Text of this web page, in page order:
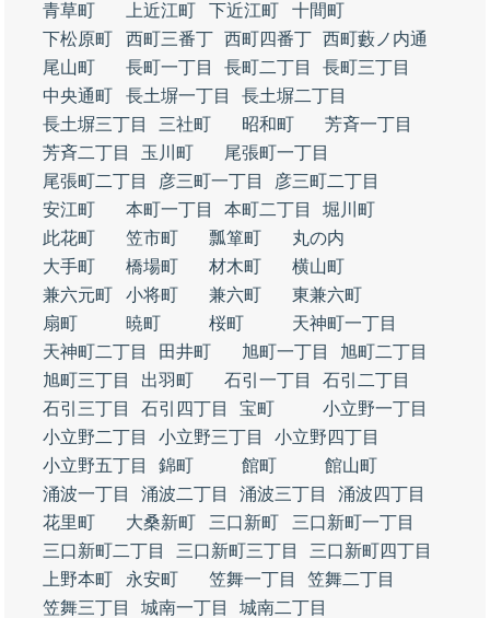
青草町
上近江町 下近江町
十間町
下松原町
西町三番丁 西町四番丁 西町藪ノ内通
尾山町
長町一丁目 長町二丁目
長町三丁目
中央通町
長土塀一丁目
長土塀二丁目
長土塀三丁目
三社町 昭和町
芳斉一丁目
芳斉二丁目
玉川町
尾張町一丁目
尾張町二丁目
彦三町一丁目
彦三町二丁目
安江町
本町一丁目 本町二丁目
堀川町
此花町
笠市町 瓢箪町
丸の内
大手町
橋場町 材木町
横山町
兼六元町
小将町 兼六町
東兼六町
扇町
暁町 桜町
天神町一丁目
天神町二丁目
田井町 旭町一丁目
旭町二丁目
旭町三丁目
出羽町 石引一丁目
石引二丁目
石引三丁目
石引四丁目 宝町
小立野一丁目
小立野二丁目
小立野三丁目
小立野四丁目
小立野五丁目
錦町 館町
館山町
涌波一丁目
涌波二丁目 涌波三丁目
涌波四丁目
花里町
大桑新町 三口新町
三口新町一丁目
三口新町二丁目
三口新町三丁目
三口新町四丁目
上野本町
永安町 笠舞一丁目
笠舞二丁目
笠舞三丁目
城南一丁目
城南二丁目